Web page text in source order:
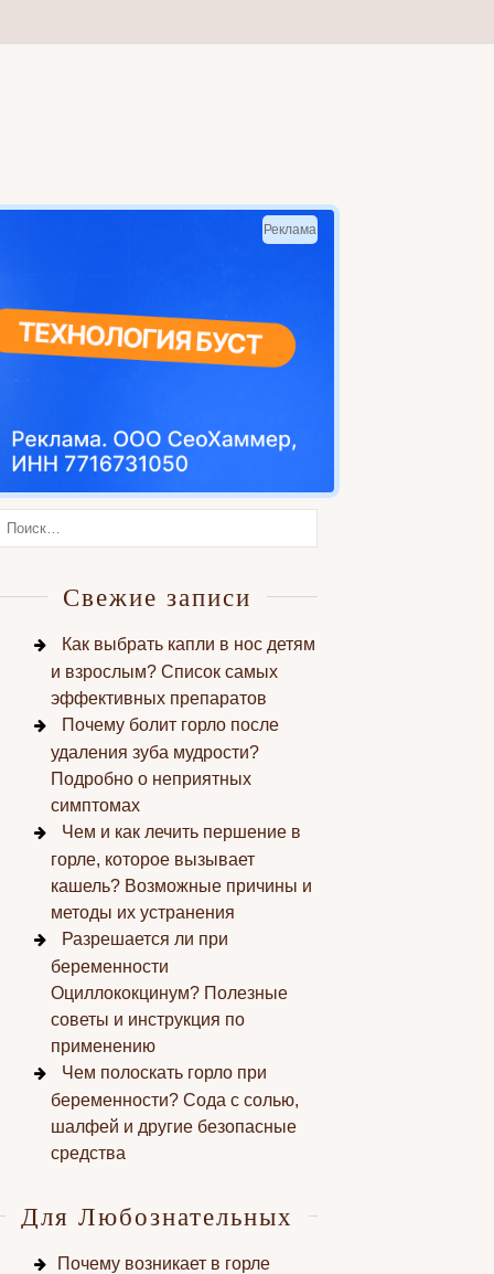
Реклама
Свежие записи
Как выбрать капли в нос детям
и взрослым? Список самых
эффективных препаратов
Почему болит горло после
удаления зуба мудрости?
Подробно о неприятных
симптомах
Чем и как лечить першение в
горле, которое вызывает
кашель? Возможные причины и
методы их устранения
Разрешается ли при
беременности
Оциллококцинум? Полезные
советы и инструкция по
применению
Чем полоскать горло при
беременности? Сода с солью,
шалфей и другие безопасные
средства
Для Любознательных
Почему возникает в горле